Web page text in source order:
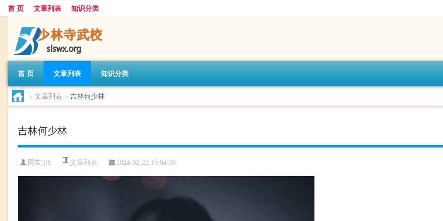
首 页 文章列表 知识分类
首 页 文章列表 知识分类
> 文章列表 > 吉林何少林
吉林何少林
网友:jlh 文章列表 2024-02-22 19:04:39